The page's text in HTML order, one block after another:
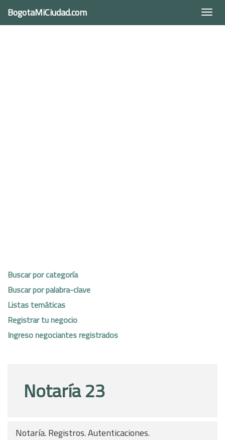
BogotaMiCiudad.com
Buscar por categoría
Buscar por palabra-clave
Listas temáticas
Registrar tu negocio
Ingreso negociantes registrados
Notaría 23
Notaría. Registros. Autenticaciones.